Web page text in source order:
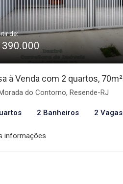
de:
390.000
à Venda com 2 quartos, 70m²
do Contorno, Resende-RJ
2 Banheiros 2 Vagas
informações